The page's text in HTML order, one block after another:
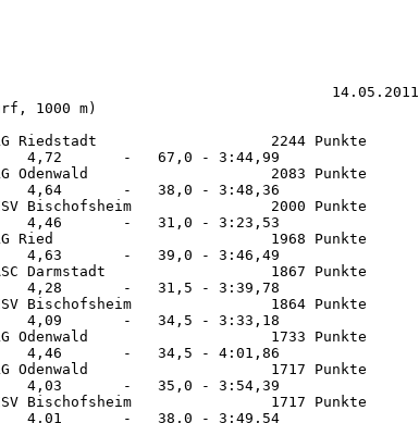
14.05.2011
1000 m)
Riedstadt                    2244 Punkte
4,72       -   67,0 - 3:44,99
Odenwald                     2083 Punkte
4,64       -   38,0 - 3:48,36
Bischofsheim                2000 Punkte
4,46       -   31,0 - 3:23,53
Ried                         1968 Punkte
4,63       -   39,0 - 3:46,49
Darmstadt                   1867 Punkte
4,28       -   31,5 - 3:39,78
Bischofsheim                1864 Punkte
4,09       -   34,5 - 3:33,18
Odenwald                     1733 Punkte
4,46       -   34,5 - 4:01,86
Odenwald                     1717 Punkte
4,03       -   35,0 - 3:54,39
Bischofsheim                1717 Punkte
4,01       -   38,0 - 3:49,54